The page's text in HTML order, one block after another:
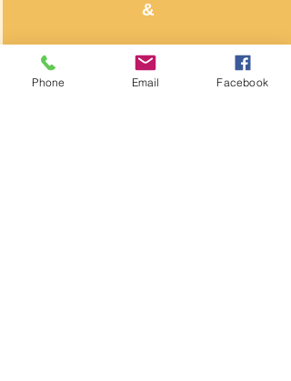
&
Widerrufsbelehrung
Phone Email Facebook